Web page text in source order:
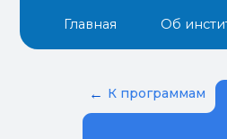
Об институте
Главная
← К программам